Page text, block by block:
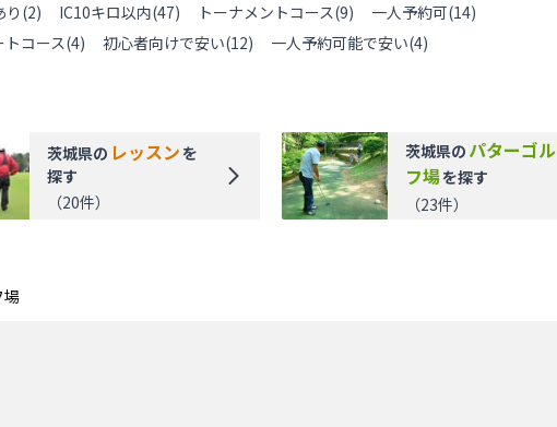
り(2) IC10キロ以内(47) トーナメントコース(9) 一人予約可(14)
トコース(4) 初心者向けで安い(12) 一人予約可能で安い(4)
茨城県の レッスンを
探す
（20件）
茨城県の パターゴル
フ場を探す
（23件）